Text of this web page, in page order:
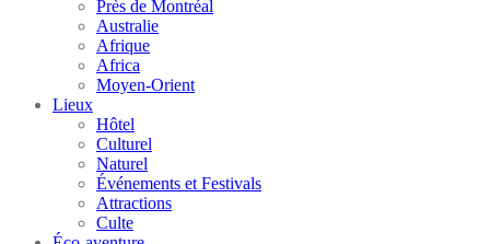
Près de Montréal
Australie
Afrique
Africa
Moyen-Orient
Lieux
Hôtel
Culturel
Naturel
Événements et Festivals
Attractions
Culte